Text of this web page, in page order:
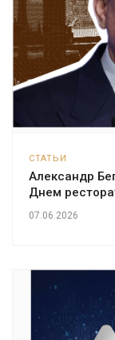
СТАТЬИ
Александр
Днем
07.06.2026